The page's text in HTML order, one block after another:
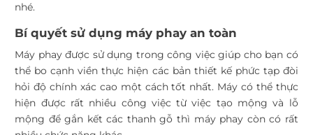
nhé.
Bí quyếtsử dụng máy phay an toàn
Máy phay được sử dụng trong công việc giúp cho bạn có
thể bo cạnh viền thực hiện các bản thiết kế phức tạp đòi
hỏi độ chính xác cao một cách tốt nhất. Máy có thể thực
hiện được rất nhiều công việc từ việc tạo mộng và lỗ
mộng để gắn kết các thanh gỗ thì máy phay còn có rất